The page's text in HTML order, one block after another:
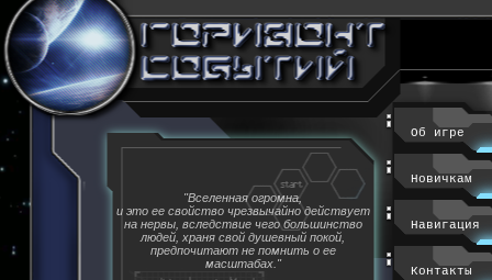
"Вселенная огромна,
и это ее свойство чрезвычайно действует
на нервы, вследствие чего большинство
людей, храня свой душевный покой,
предпочитают не помнить о ее
масштабах."
Об игре
Новичкам
Навигация
Контакты